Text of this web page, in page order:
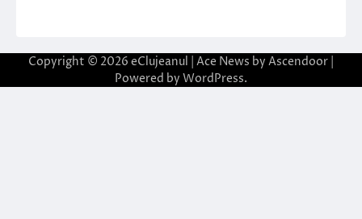
Copyright © 2026 eClujeanul | Ace News by Ascendoor
Powered by WordPress.